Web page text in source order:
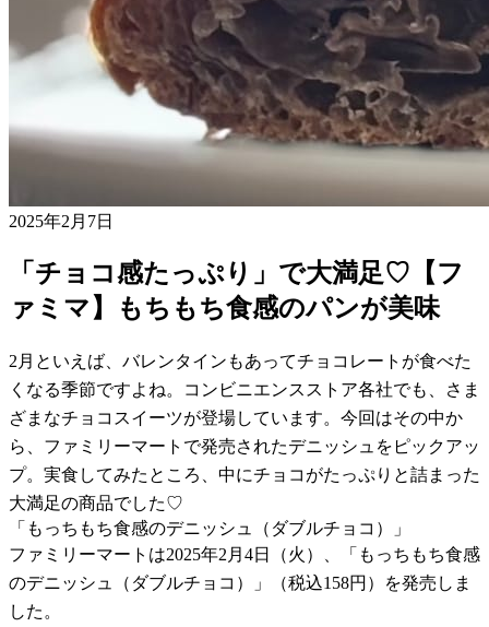
2025年2月7日
「チョコ感たっぷり」で大満足♡【フ
ァミマ】もちもち食感のパンが美味
2月といえば、バレンタインもあってチョコレートが食べた
くなる季節ですよね。コンビニエンスストア各社でも、さま
ざまなチョコスイーツが登場しています。今回はその中か
ら、ファミリーマートで発売されたデニッシュをピックアッ
プ。実食してみたところ、中にチョコがたっぷりと詰まった
大満足の商品でした♡
「もっちもち食感のデニッシュ（ダブルチョコ）」
ファミリーマートは2025年2月4日（火）、「もっちもち食感
のデニッシュ（ダブルチョコ）」（税込158円）を発売しま
した。